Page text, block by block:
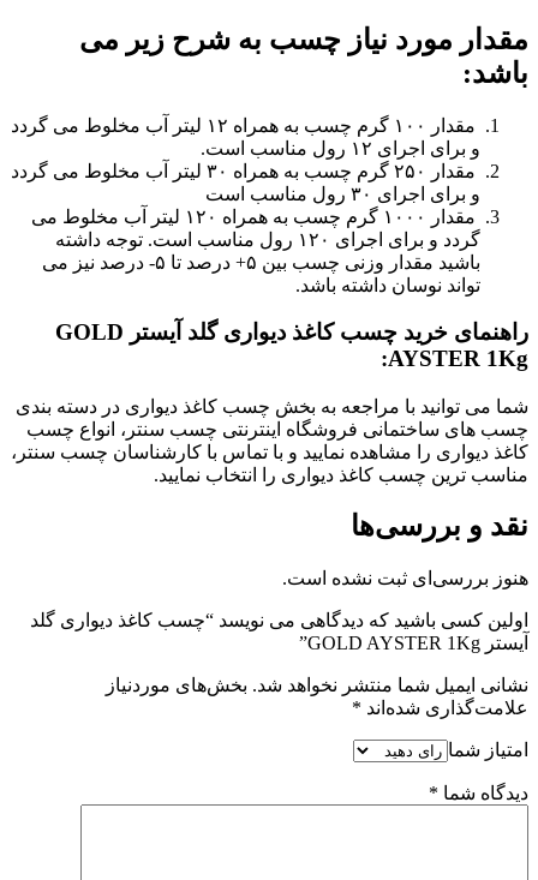
مقدار مورد نیاز چسب به شرح زیر می
باشد:
مقدار ۱۰۰ گرم چسب به همراه ۱۲ لیتر آب مخلوط می گردد
و برای اجرای ۱۲ رول مناسب است.
مقدار ۲۵۰ گرم چسب به همراه ۳۰ لیتر آب مخلوط می گردد
و برای اجرای ۳۰ رول مناسب است
مقدار ۱۰۰۰ گرم چسب به همراه ۱۲۰ لیتر آب مخلوط می
گردد و برای اجرای ۱۲۰ رول مناسب است. توجه داشته
باشید مقدار وزنی چسب بین ۵+ درصد تا ۵- درصد نیز می
تواند نوسان داشته باشد.
راهنمای خرید چسب کاغذ دیواری گلد آیستر GOLD
AYSTER 1Kg:
شما می توانید با مراجعه به بخش چسب کاغذ دیواری در دسته بندی
چسب های ساختمانی فروشگاه اینترنتی چسب سنتر، انواع چسب
کاغذ دیواری را مشاهده نمایید و با تماس با کارشناسان چسب سنتر،
مناسب ترین چسب کاغذ دیواری را انتخاب نمایید.
نقد و بررسی‌ها
هنوز بررسی‌ای ثبت نشده است.
اولین کسی باشید که دیدگاهی می نویسد “چسب کاغذ دیواری گلد
آیستر GOLD AYSTER 1Kg”
نشانی ایمیل شما منتشر نخواهد شد. بخش‌های موردنیاز
علامت‌گذاری شده‌اند *
امتیاز شما
دیدگاه شما *